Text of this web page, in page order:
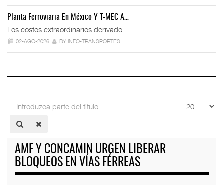
Planta Ferroviaria En México Y T-MEC A…
Los costos extraordinarios derivado…
02-AGO-2026 BY INFO-TRANSPORTES
Introduzca
parte
del
Cantidad
a
AMF Y CONCAMIN URGEN LIBERAR
BLOQUEOS EN VÍAS FÉRREAS